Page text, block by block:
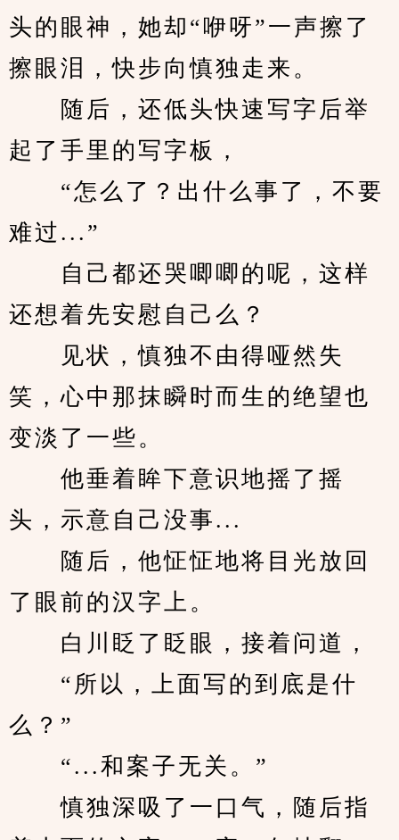
头的眼神，她却“咿呀”一声擦了
擦眼泪，快步向慎独走来。
随后，还低头快速写字后举
起了手里的写字板，
“怎么了？出什么事了，不要
难过...”
自己都还哭唧唧的呢，这样
还想着先安慰自己么？
见状，慎独不由得哑然失
笑，心中那抹瞬时而生的绝望也
变淡了一些。
他垂着眸下意识地摇了摇
头，示意自己没事...
随后，他怔怔地将目光放回
了眼前的汉字上。
白川眨了眨眼，接着问道，
“所以，上面写的到底是什
么？”
“...和案子无关。”
慎独深吸了一口气，随后指